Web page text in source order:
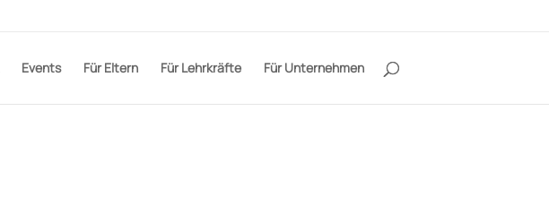
Events Für Eltern Für Lehrkräfte Für Unternehmen